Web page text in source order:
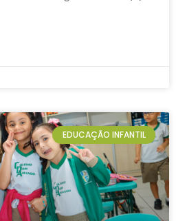
EDUCAÇÃO INFANTIL